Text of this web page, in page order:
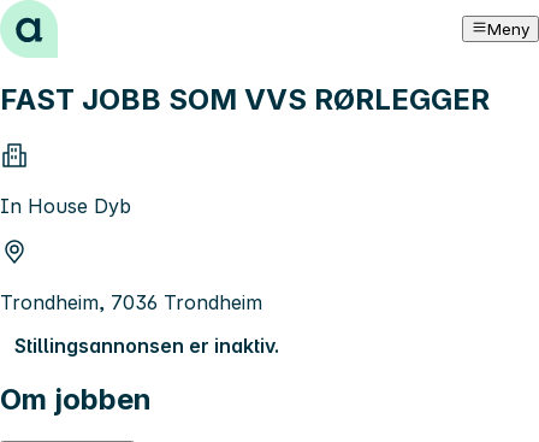
Hopp til innhold Meny
FAST JOBB SOM VVS RØRLEGGER
In House Dyb
Trondheim, 7036 Trondheim
Stillingsannonsen er inaktiv.
Om jobben